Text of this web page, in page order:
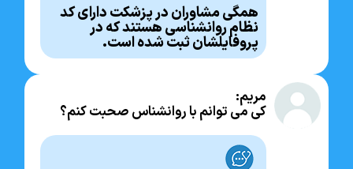
همگی مشاوران در پزشکت دارای کد
نظام روانشناسی هستند که در
پروفایلشان ثبت شده است.
مریم:
کی می توانم با روانشناس صحبت کنم؟